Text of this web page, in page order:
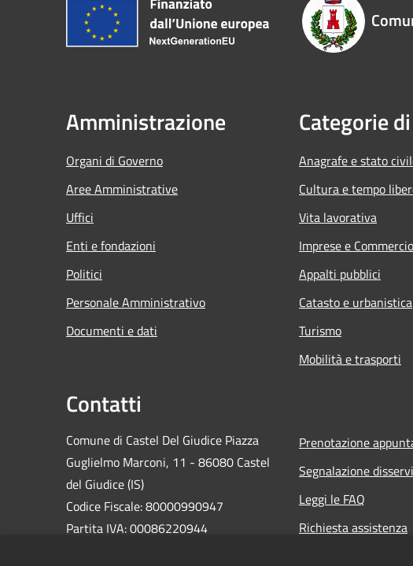
Amministrazione
Organi di Governo
Aree Amministrative
Uffici
Enti e fondazioni
Politici
Personale Amministrativo
Documenti e dati
Categorie
Anagrafe e stato
Cultura e tempo
Vita lavorativa
Imprese e Commercio
Appalti pubblici
Catasto e urbanistica
Turismo
Mobilità e trasporti
Contatti
Comune di Castel Del Giudice Piazza
Guglielmo Marconi, 11 - 86080 Castel
del Giudice (IS)
Codice Fiscale: 80000990947
Partita IVA: 00086220944
Prenotazione
Segnalazione
Leggi le FAQ
Richiesta assistenza